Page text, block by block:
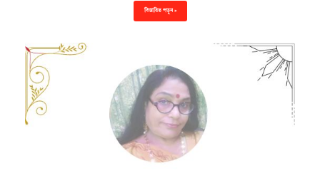
বিস্তারিত পড়ুন »